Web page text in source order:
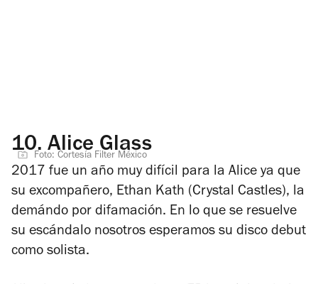
10.Alice Glass
Foto: Cortesía Filter México
2017 fue un año muy difícil para la Alice ya que
su excompañero, Ethan Kath (Crystal Castles), la
demándo por difamación. En lo que se resuelve
su escándalo nosotros esperamos su disco debut
como solista.